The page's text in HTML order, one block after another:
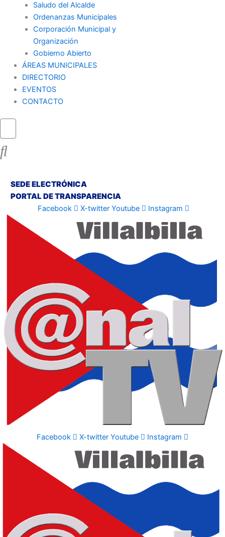
Saludo del Alcalde
Ordenanzas Municipales
Corporación Municipal y
Organización
Gobierno Abierto
ÁREAS MUNICIPALES
DIRECTORIO
EVENTOS
CONTACTO
SEDE ELECTRÓNICA
PORTAL DE TRANSPARENCIA
Facebook X-twitter Youtube Instagram
Facebook X-twitter Youtube Instagram